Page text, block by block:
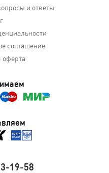
и ответы
соглашение
оферта
19-58